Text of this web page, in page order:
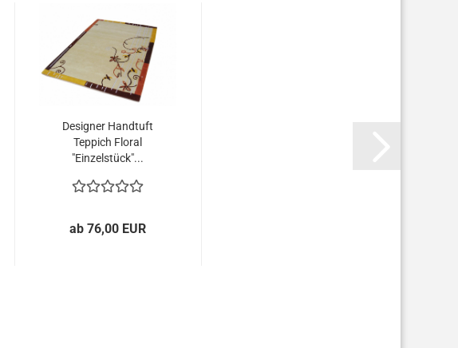
Designer Handtuft
Teppich Floral
"Einzelstück"...
ab 76,00 EUR